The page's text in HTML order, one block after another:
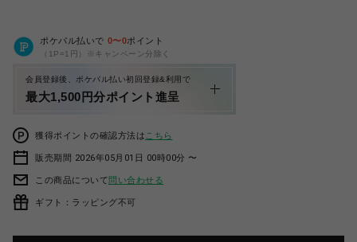
ポケパル払いで 0〜0ポイント
（1P=1円）※キャンペーン分除く
会員登録後、ポケパル払い初回登録&利用で
最大1,500円分ポイント進呈
獲得ポイントの確認方法は こちら
販売期間 2026年05月01日 00時00分 〜
この商品について問い合わせる
ギフト：ラッピング不可